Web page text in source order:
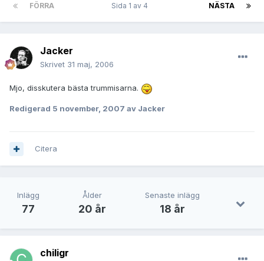
FÖRRA NÄSTA
Sida 1 av 4
Jacker
Skrivet 31 maj, 2006
Mjo, disskutera bästa trummisarna.
Redigerad 5 november, 2007 av Jacker
Citera
Inlägg
77
Ålder
20 år
Senaste inlägg
18 år
chiligr